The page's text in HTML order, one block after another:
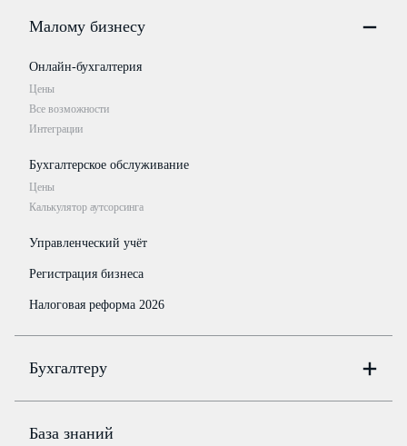
Малому бизнесу
Онлайн-бухгалтерия
Цены
Все возможности
Интеграции
Бухгалтерское обслуживание
Цены
Калькулятор аутсорсинга
Управленческий учёт
Регистрация бизнеса
Налоговая реформа 2026
Бухгалтеру
Цены
База знаний